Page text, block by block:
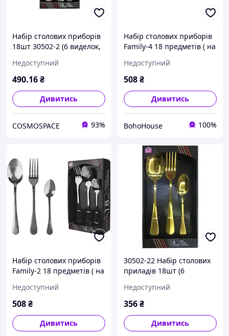
Набір столових приборів
18шт 30502-2 (6 виделок,
ложок) Family-2 ТМ SNT
Недоступний
490.16₴
Дивитись
COSMOSPACE 93%
Набір столових приборів
Family-4 18 предметів ( на
Недоступний
508₴
Дивитись
BohoHouse 100%
Набір столових приборів
Family-2 18 предметів ( на
Недоступний
508₴
Дивитись
30502-22 Набір столових
приладів 18шт (6
десертних ложок) Golden
Family-2
Недоступний
356₴
Дивитись